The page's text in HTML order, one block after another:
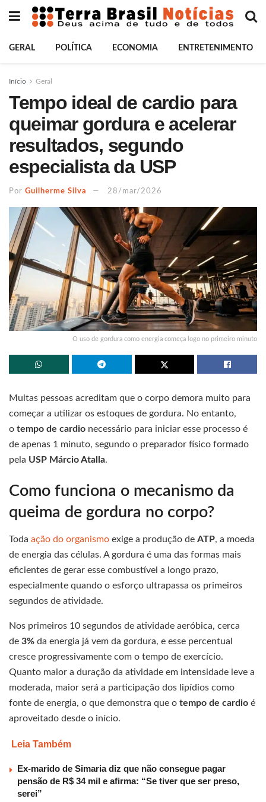
GERAL POLÍTICA ECONOMIA ENTRETENIMENTO
Início Geral
Tempo ideal de cardio para
queimar gordura e acelerar
resultados, segundo
especialista da USP
Por Guilherme Silva 28/mar/2026
O uso de gordura como energia começa logo no primeiro minuto
Muitas pessoas acreditam que o corpo demora muito para
começar a utilizar os estoques de gordura. No entanto,
o tempo de cardio necessário para iniciar esse processo é
de apenas 1 minuto, segundo o preparador físico formado
pela USP Márcio Atalla.
Como funciona o mecanismo da
queima de gordura no corpo?
Toda ação do organismo exige a produção de ATP, a moeda
de energia das células. A gordura é uma das formas mais
eficientes de gerar esse combustível a longo prazo,
especialmente quando o esforço ultrapassa os primeiros
segundos de atividade.
Nos primeiros 10 segundos de atividade aeróbica, cerca
de 3% da energia já vem da gordura, e esse percentual
cresce progressivamente com o tempo de exercício.
Quanto maior a duração da atividade em intensidade leve a
moderada, maior será a participação dos lipídios como
fonte de energia, o que demonstra que o tempo de cardio é
aproveitado desde o início.
Leia Também
Ex-marido de Simaria diz que não consegue pagar
pensão de R$ 34 mil e afirma: “Se tiver que ser preso,
serei”